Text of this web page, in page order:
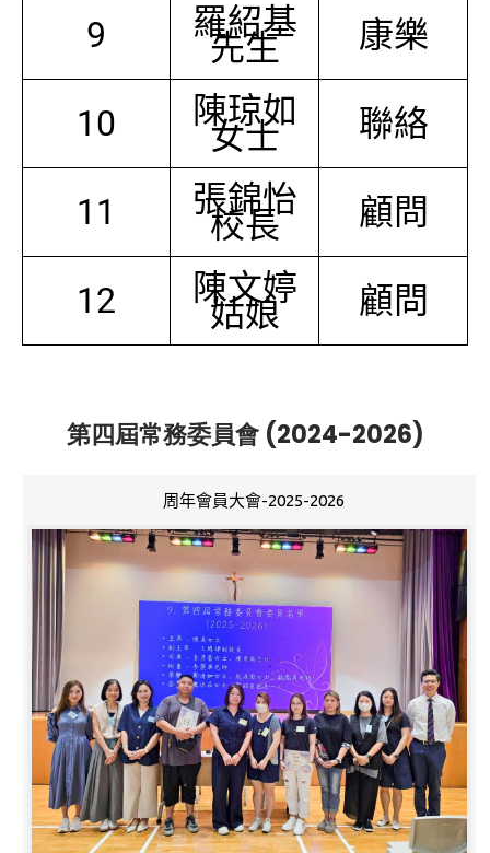
9 羅紹基
先生 康樂
10 陳琼如
女士 聯絡
11 張錦怡
校長 顧問
12 陳文婷
姑娘 顧問
第四屆常務委員會 (2024-2026)
周年會員大會-2025-2026